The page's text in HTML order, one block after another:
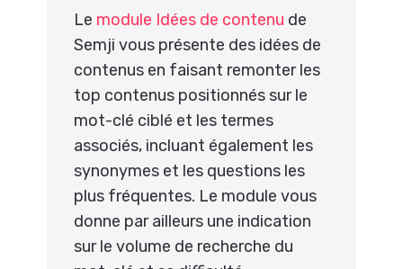
Le module Idées de contenu de
Semji vous présente des idées de
contenus en faisant remonter les
top contenus positionnés sur le
mot-clé ciblé et les termes
associés, incluant également les
synonymes et les questions les
plus fréquentes. Le module vous
donne par ailleurs une indication
sur le volume de recherche du